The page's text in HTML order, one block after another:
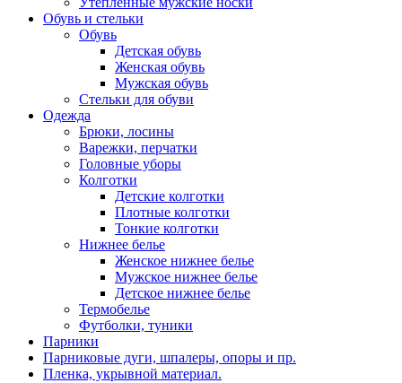
Обувь и стельки
Обувь
Детская обувь
Женская обувь
Мужская обувь
Стельки для обуви
Одежда
Брюки, лосины
Варежки, перчатки
Головные уборы
Колготки
Детские колготки
Плотные колготки
Тонкие колготки
Нижнее белье
Женское нижнее белье
Мужское нижнее белье
Детское нижнее белье
Термобелье
Футболки, туники
Парники
Парниковые дуги, шпалеры, опоры и пр.
Пленка, укрывной материал.